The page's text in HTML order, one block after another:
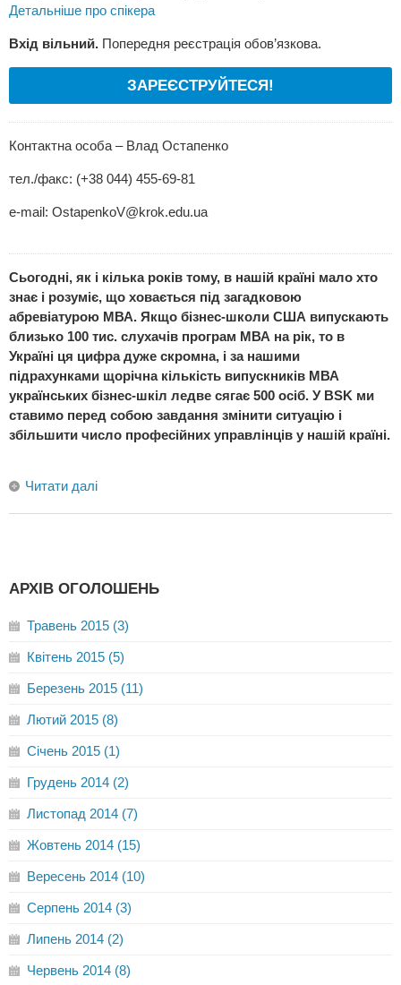
Детальніше про спікера
Вхід вільний. Попередня реєстрація обов’язкова.
ЗАРЕЄСТРУЙТЕСЯ!
Контактна особа – Влад Остапенко
тел./факс: (+38 044) 455-69-81
e-mail: OstapenkoV@krok.edu.ua
Сьогодні, як і кілька років тому, в нашій країні мало хто
знає і розуміє, що ховається під загадковою
абревіатурою МВА. Якщо бізнес-школи США випускають
близько 100 тис. слухачів програм МВА на рік, то в
Україні ця цифра дуже скромна, і за нашими
підрахунками щорічна кількість випускників МВА
українських бізнес-шкіл ледве сягає 500 осіб. У BSK ми
ставимо перед собою завдання змінити ситуацію і
збільшити число професійних управлінців у нашій країні.
Читати далі
АРХІВ ОГОЛОШЕНЬ
Травень 2015 (3)
Квітень 2015 (5)
Березень 2015 (11)
Лютий 2015 (8)
Січень 2015 (1)
Грудень 2014 (2)
Листопад 2014 (7)
Жовтень 2014 (15)
Вересень 2014 (10)
Серпень 2014 (3)
Липень 2014 (2)
Червень 2014 (8)